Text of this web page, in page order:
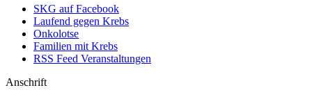
SKG auf Facebook
Laufend gegen Krebs
Onkolotse
Familien mit Krebs
RSS Feed Veranstaltungen
Anschrift